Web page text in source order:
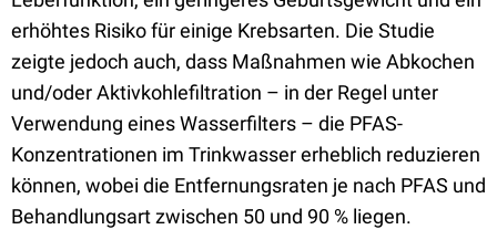
erhöhtes Risiko für einige Krebsarten. Die Studie
zeigte jedoch auch, dass Maßnahmen wie Abkochen
und/oder Aktivkohlefiltration – in der Regel unter
Verwendung eines Wasserfilters – die PFAS-
Konzentrationen im Trinkwasser erheblich reduzieren
können, wobei die Entfernungsraten je nach PFAS und
Behandlungsart zwischen 50 und 90 % liegen.